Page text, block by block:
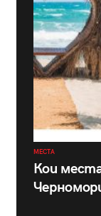
МЕСТА
Кои